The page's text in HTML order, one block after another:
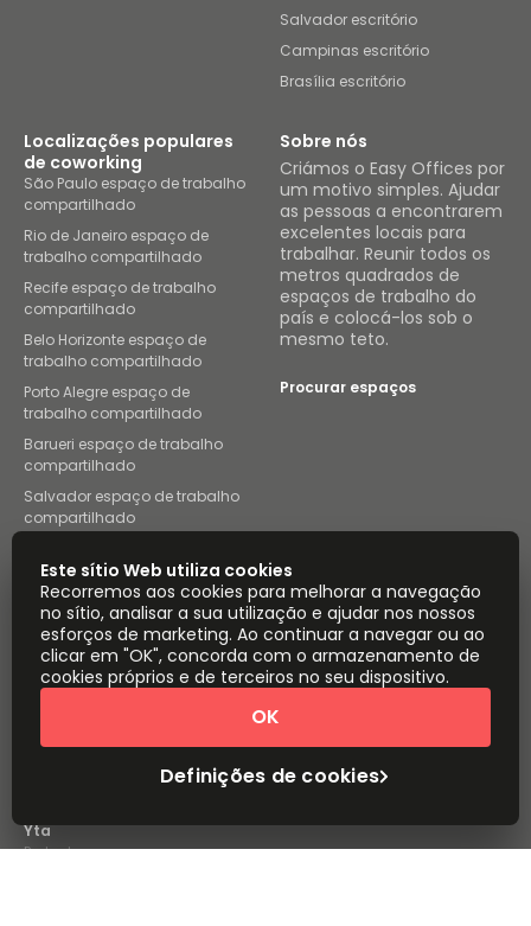
Salvador escritório
Campinas escritório
Brasília escritório
Localizações populares
de coworking
São Paulo espaço de trabalho
compartilhado
Rio de Janeiro espaço de
trabalho compartilhado
Recife espaço de trabalho
compartilhado
Belo Horizonte espaço de
trabalho compartilhado
Porto Alegre espaço de
trabalho compartilhado
Barueri espaço de trabalho
compartilhado
Salvador espaço de trabalho
compartilhado
compartilhado
Brasília espaço de trabalho
compartilhado
Sobre nós
Criámos o Easy Offices por
um motivo simples. Ajudar
as pessoas a encontrarem
excelentes locais para
trabalhar. Reunir todos os
metros quadrados de
espaços de trabalho do
país e colocá-los sob o
mesmo teto.
Procurar espaços
Instant Offices Coworker
The Instant Group
Coworkintel
Incendium
Yta
Parte do
Este sítio Web utiliza cookies
Recorremos aos cookies para melhorar a navegação
no sítio, analisar a sua utilização e ajudar nos nossos
esforços de marketing. Ao continuar a navegar ou ao
clicar em "OK", concorda com o armazenamento de
cookies próprios e de terceiros no seu dispositivo.
Definições de cookies
OK